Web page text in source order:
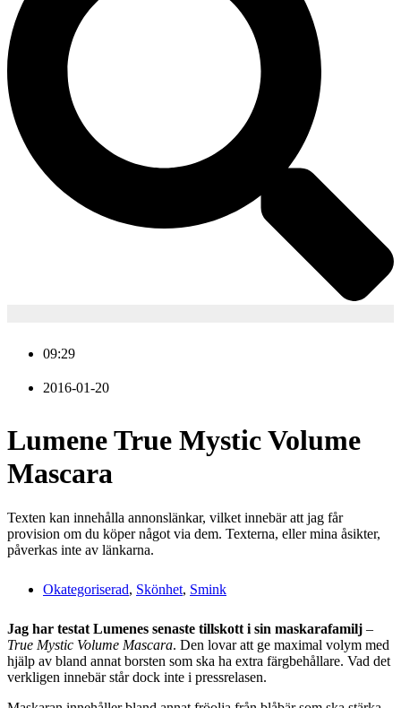
09:29
2016-01-20
Lumene True Mystic Volume
Mascara
Texten kan innehålla annonslänkar, vilket innebär att jag får
provision om du köper något via dem. Texterna, eller mina åsikter,
påverkas inte av länkarna.
Okategoriserad, Skönhet, Smink
Jag har testat Lumenes senaste tillskott i sin maskarafamilj –
True Mystic Volume Mascara. Den lovar att ge maximal volym med
hjälp av bland annat borsten som ska ha extra färgbehållare. Vad det
verkligen innebär står dock inte i pressrelasen.